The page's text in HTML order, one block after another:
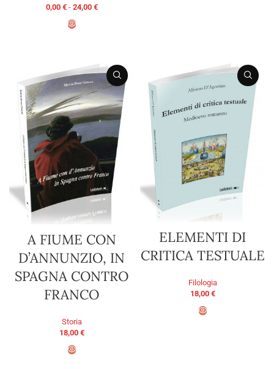
0,00 € - 24,00 €
A FIUME CON
D’ANNUNZIO, IN
SPAGNA CONTRO
FRANCO
Storia
18,00 €
ELEMENTI DI
CRITICA TESTUALE
Filologia
18,00 €